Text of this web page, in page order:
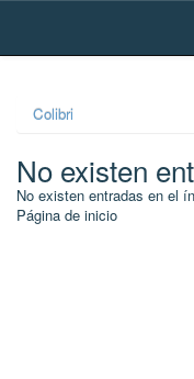
Skip
Colibri
No existen
No existen entradas en el
Página de inicio